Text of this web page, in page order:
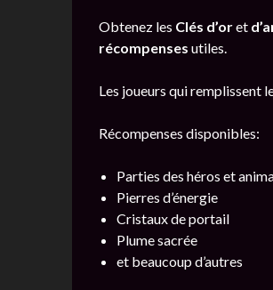
Obtenez les Clés d’oret
récompenses utiles.
Les joueurs qui remplissent
Récompenses disponibles:
Parties des héros et
Pierres d’énergie
Cristaux de portail
Plume sacrée
et beaucoup d’autres